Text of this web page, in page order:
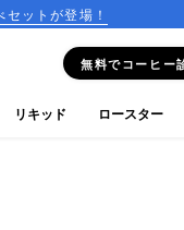
コーヒー
無料でコーヒー
リキッド ロースター